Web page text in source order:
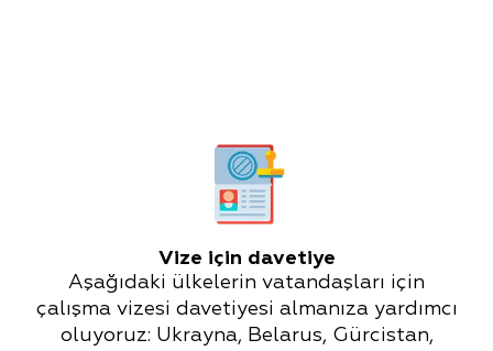
Vize için davetiye
Aşağıdaki ülkelerin vatandaşları için
çalışma vizesi davetiyesi almanıza yardımcı
oluyoruz: Ukrayna, Belarus, Gürcistan,